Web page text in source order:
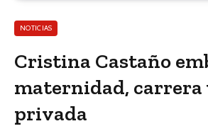
NOTICIAS
Cristina Castaño
maternidad, carrera
privada